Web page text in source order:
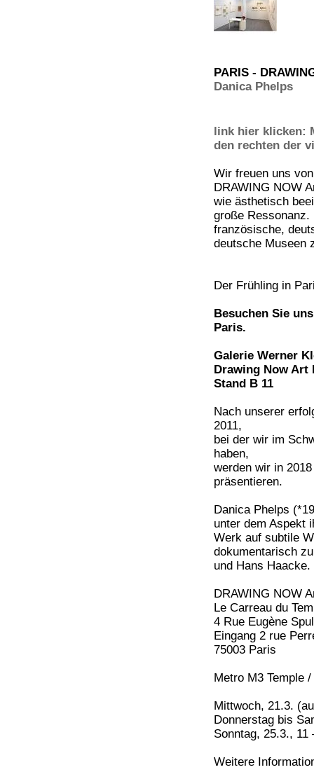
PARIS -
Danica Phelps
link hier klicken:
den rechten der
Wir freuen uns
DRAWING NOW
wie ästhetisch
große Ressonanz.
französische,
deutsche Museen
Der Frühling in
Besuchen Sie
Paris.
Galerie Werner
Drawing Now Art
Stand B 11
Nach unserer
2011,
bei der wir im
haben,
werden wir in
präsentieren.
Danica Phelps
unter dem Aspekt
Werk auf subtile
dokumentarisch
und Hans Haacke.
DRAWING NOW
Le Carreau du
4 Rue Eugène
Eingang 2 rue
75003 Paris
Metro M3 Temple
Mittwoch, 21.3.
Donnerstag bis
Sonntag, 25.3., 11
Weitere